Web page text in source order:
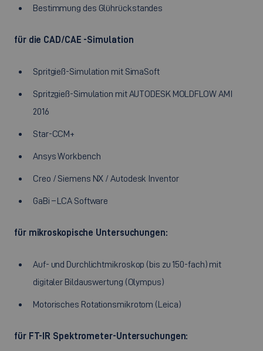
Bestimmung des Glührückstandes
für die CAD/CAE -Simulation
Spritgieß-Simulation mit SimaSoft
Spritzgieß-Simulation mit AUTODESK MOLDFLOW AMI
2016
Star-CCM+
Ansys Workbench
Creo / Siemens NX / Autodesk Inventor
GaBi – LCA Software
für mikroskopische Untersuchungen:
Auf- und Durchlichtmikroskop (bis zu 150-fach) mit
digitaler Bildauswertung (Olympus)
Motorisches Rotationsmikrotom (Leica)
für FT-IR Spektrometer-Untersuchungen: